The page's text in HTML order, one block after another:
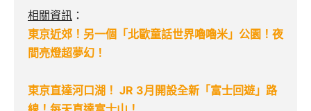
相關資訊 ：
東京近郊！另一個「北歐童話世界嚕嚕米」公園！夜
間亮燈超夢幻！
東京直達河口湖！ JR 3月開設全新「富士回遊」路